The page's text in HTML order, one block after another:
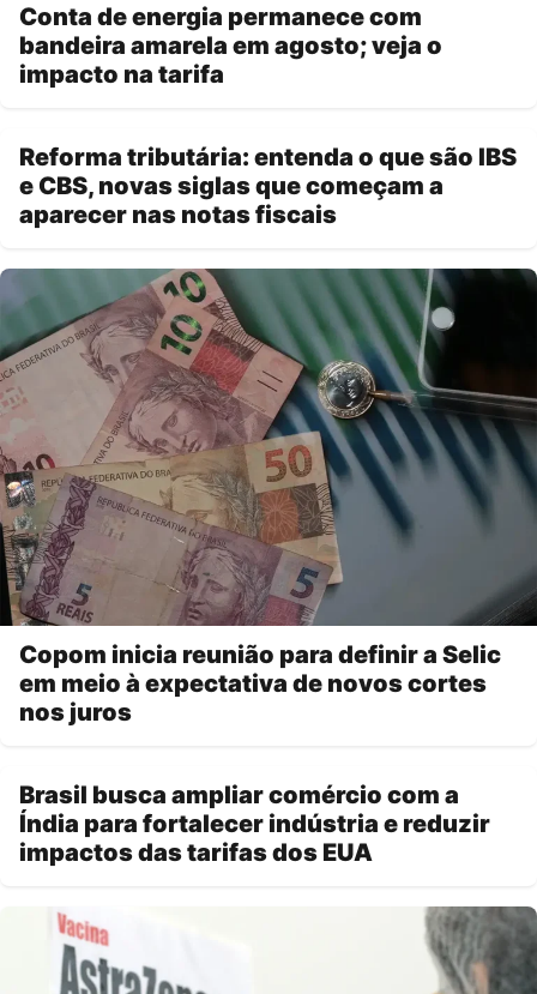
Conta de energia permanece com
bandeira amarela em agosto; veja o
impacto na tarifa
Reforma tributária: entenda o que são IBS
e CBS, novas siglas que começam a
aparecer nas notas fiscais
Copom inicia reunião para definir a Selic
em meio à expectativa de novos cortes
nos juros
Brasil busca ampliar comércio com a
Índia para fortalecer indústria e reduzir
impactos das tarifas dos EUA